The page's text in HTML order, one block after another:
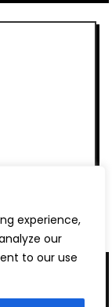
experience,
our
to our use